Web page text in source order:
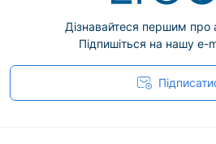
Дізнавайтеся першим про
Підпишіться на нашу e-